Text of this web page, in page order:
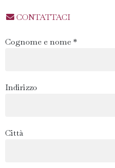
CONTATTACI
Cognome e nome *
Indirizzo
Città